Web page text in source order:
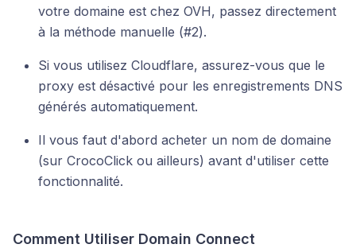
votre domaine est chez OVH, passez directement
à la méthode manuelle (#2).
Si vous utilisez Cloudflare, assurez-vous que le
proxy est désactivé pour les enregistrements DNS
générés automatiquement.
Il vous faut d'abord acheter un nom de domaine
(sur CrocoClick ou ailleurs) avant d'utiliser cette
fonctionnalité.
Comment Utiliser Domain Connect